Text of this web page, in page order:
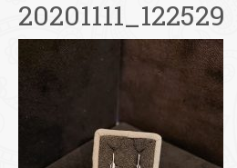
20201111_122529